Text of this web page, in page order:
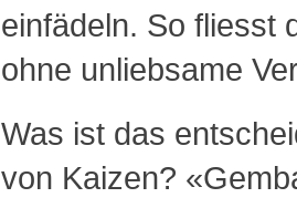
einfädeln. So fliesst
ohne unliebsame
Was ist das
von Kaizen?